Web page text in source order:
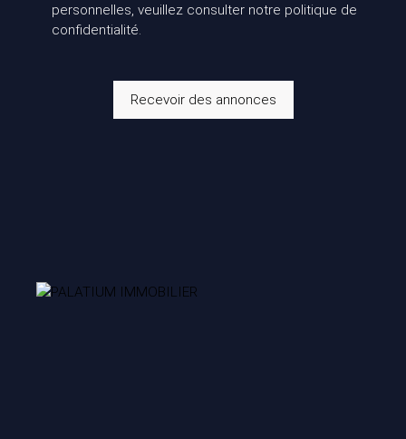
personnelles, veuillez consulter notre politique de
confidentialité.
Recevoir des annonces